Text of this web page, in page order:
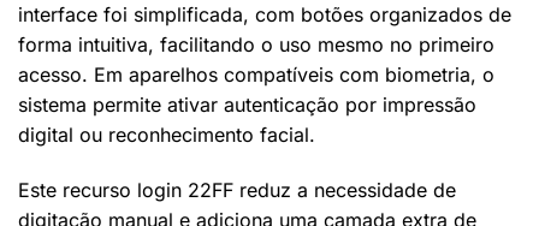
interface foi simplificada, com botões organizados de
forma intuitiva, facilitando o uso mesmo no primeiro
acesso. Em aparelhos compatíveis com biometria, o
sistema permite ativar autenticação por impressão
digital ou reconhecimento facial.
Este recurso login 22FF reduz a necessidade de
digitação manual e adiciona uma camada extra de